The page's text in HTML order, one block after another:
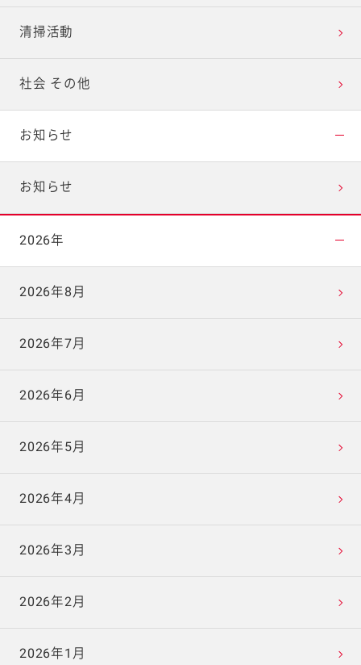
清掃活動
社会 その他
お知らせ
お知らせ
2026年
2026年8月
2026年7月
2026年6月
2026年5月
2026年4月
2026年3月
2026年2月
2026年1月